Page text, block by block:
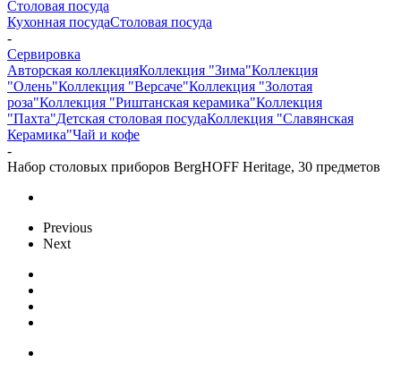
Столовая посуда
Кухонная посудаСтоловая посуда
-
Сервировка
Авторская коллекцияКоллекция "Зима"Коллекция
"Олень"Коллекция "Версаче"Коллекция "Золотая
роза"Коллекция "Риштанская керамика"Коллекция
"Пахта"Детская столовая посудаКоллекция "Славянская
Керамика"Чай и кофе
-
Набор столовых приборов BergHOFF Heritage, 30 предметов
Previous
Next